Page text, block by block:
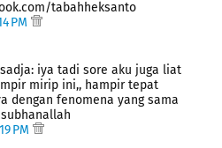
tabahheksanto
PM
iya tadi sore aku juga liat
mirip ini,, hampir tepat
dengan fenomena yang sama
PM